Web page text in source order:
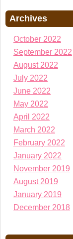
Archives
October 2022
September 2022
August 2022
July 2022
June 2022
May 2022
April 2022
March 2022
February 2022
January 2022
November 2019
August 2019
January 2019
December 2018